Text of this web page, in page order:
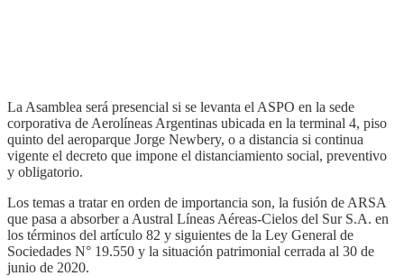
La Asamblea será presencial si se levanta el ASPO en la sede
corporativa de Aerolíneas Argentinas ubicada en la terminal 4, piso
quinto del aeroparque Jorge Newbery, o a distancia si continua
vigente el decreto que impone el distanciamiento social, preventivo
y obligatorio.
Los temas a tratar en orden de importancia son, la fusión de ARSA
que pasa a absorber a Austral Líneas Aéreas-Cielos del Sur S.A. en
los términos del artículo 82 y siguientes de la Ley General de
Sociedades N° 19.550 y la situación patrimonial cerrada al 30 de
junio de 2020.